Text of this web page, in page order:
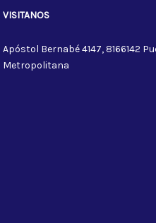
VISITANOS
Apóstol Bernabé 4147, 8166142
Metropolitana